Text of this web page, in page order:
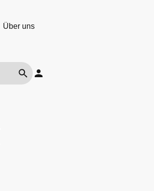
Über uns